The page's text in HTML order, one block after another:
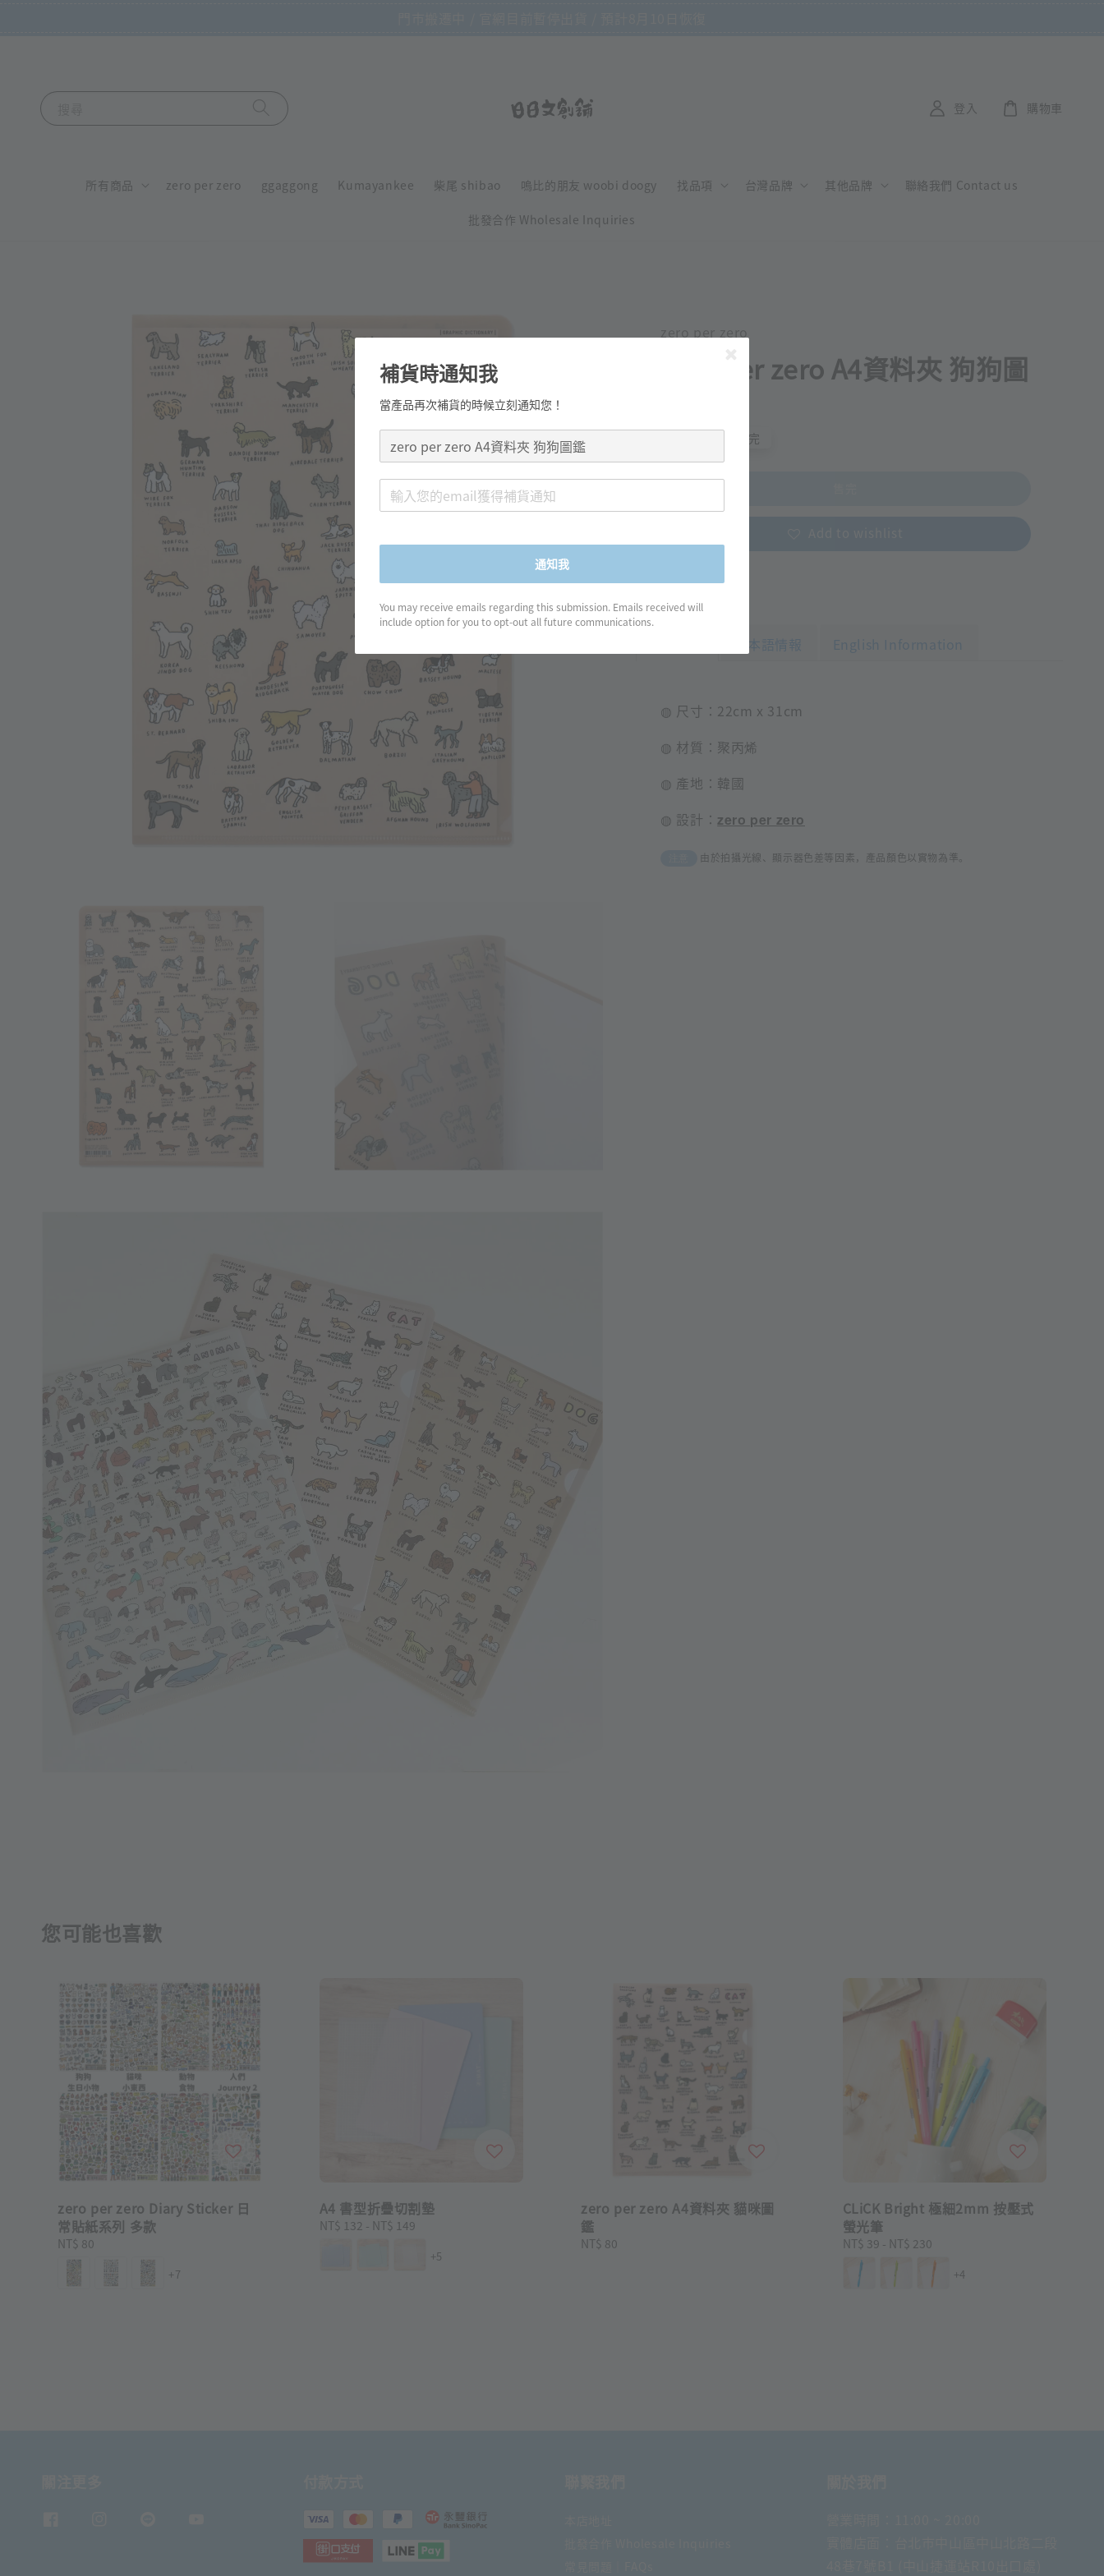
所有商品 zero per zero ggaggong Kumayankee 柴尾 shibao 嗚比的朋友 woobi doogy 找品項 台灣品牌 其他品牌 聯絡我們 Contact us
批發合作 Wholesale Inquiries
登入 購物車
zero per zero A4資料夾 狗狗圖
price
售完
分享
日本語情報 English Information
◍ 尺寸： 22cm x 31cm
◍ 材質：聚丙烯
◍ 產地：韓國
◍ 設計： zero per zero
由於拍攝光線、顯示器色差等因素，產品顏色以實物為準。
您可能也喜歡
zero per zero Diary Sticker 日
常貼紙系列 多款
Regular
price
NT$ 80
+7
A4 書型折疊切割墊
Regular
NT$ 132 - NT$ 149
+5
zero per zero A4資料夾 貓咪圖
鑑
Regular
NT$ 80
CLiCK Bright 極細2mm 按壓式
螢光筆
Regular
price
NT$ 39 - NT$ 230
+4
補貨時通知我
當產品再次補貨的時候立刻通知您！
通知我
You may receive emails regarding this submission. Emails received will
include option for you to opt-out all future communications.